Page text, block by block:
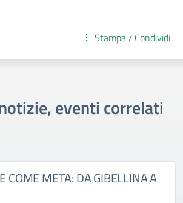
Stampa / Condividi
eventi correlati
COME META: DA GIBELLINA A